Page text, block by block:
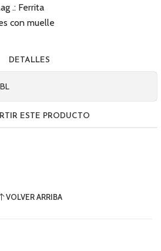
.: Ferrita
con muelle
DETALLES
ESTE PRODUCTO
VOLVER ARRIBA